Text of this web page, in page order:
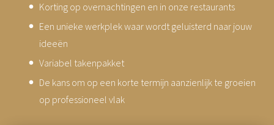
Korting op overnachtingen en in onze restaurants
Een unieke werkplek waar wordt geluisterd naar jouw
ideeën
Variabel takenpakket
De kans om op een korte termijn aanzienlijk te groeien
op professioneel vlak